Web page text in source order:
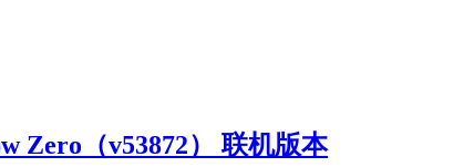
Zero（v53872） 联机版本